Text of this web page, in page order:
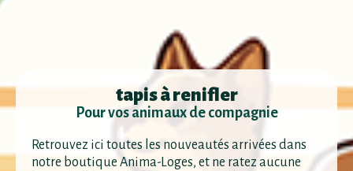
tapis à renifler
Pour vos animaux de compagnie
Retrouvez ici toutes les nouveautés arrivées dans
notre boutique Anima-Loges, et ne ratez aucune